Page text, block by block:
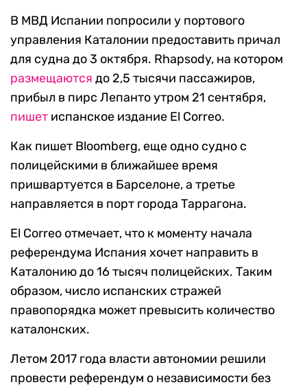
В МВД Испании попросили у портового
управления Каталонии предоставить причал
для судна до 3 октября. Rhapsody, на котором
размещаются до 2,5 тысячи пассажиров,
прибыл в пирс Лепанто утром 21 сентября,
пишет испанское издание El Correo.
Как пишет Bloomberg, еще одно судно с
полицейскими в ближайшее время
пришвартуется в Барселоне, а третье
направляется в порт города Таррагона.
El Correo отмечает, что к моменту начала
референдума Испания хочет направить в
Каталонию до 16 тысяч полицейских. Таким
образом, число испанских стражей
правопорядка может превысить количество
каталонских.
Летом 2017 года власти автономии решили
провести референдум о независимости без